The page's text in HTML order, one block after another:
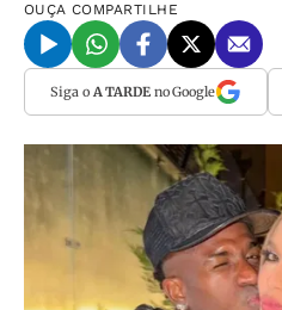
OUÇA COMPARTILHE
Siga o A TARDEno Google